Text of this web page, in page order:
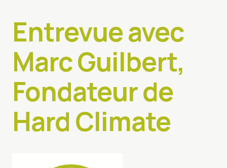
Entrevue avec
Marc Guilbert,
Fondateur de
Hard Climate